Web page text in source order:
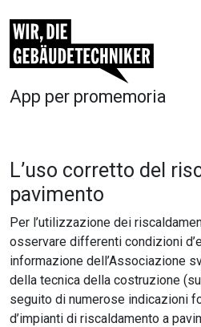
App per promemoria
L’uso corretto del
pavimento
Per l’utilizzazione dei
osservare differenti condizioni
informazione dell’Associazione
della tecnica della costruzione
seguito di numerose indicazioni
d’impianti di riscaldamento a